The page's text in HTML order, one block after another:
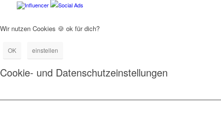
Influencer
Social Ads
Wir nutzen Cookies 🍪 ok für dich?
OK einstellen
Cookie- und Datenschutzeinstellungen